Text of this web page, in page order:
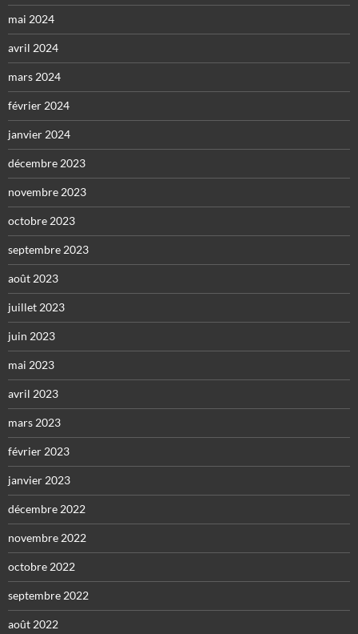
mai 2024
avril 2024
mars 2024
février 2024
janvier 2024
décembre 2023
novembre 2023
octobre 2023
septembre 2023
août 2023
juillet 2023
juin 2023
mai 2023
avril 2023
mars 2023
février 2023
janvier 2023
décembre 2022
novembre 2022
octobre 2022
septembre 2022
août 2022